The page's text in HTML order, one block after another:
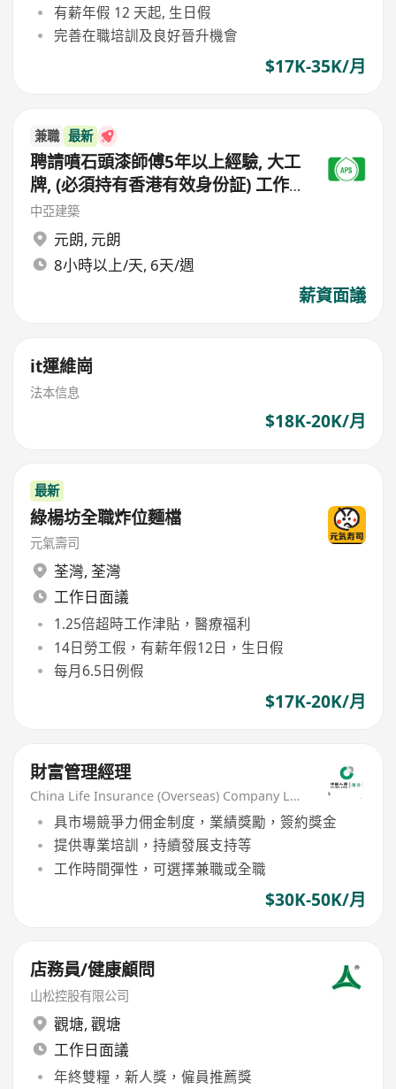
有薪年假 12 天起, 生日假
完善在職培訓及良好晉升機會
$17K-35K/月
兼職 最新
聘請噴石頭漆師傅5年以上經驗, 大工
牌, (必須持有香港有效身份証) 工作
地點(元朗地盤),
中亞建築
元朗, 元朗
8小時以上/天, 6天/週
薪資面議
it運維崗
法本信息
$18K-20K/月
最新
綠楊坊全職炸位麵檔
元氣壽司
荃灣, 荃灣
工作日面議
1.25倍超時工作津貼，醫療福利
14日勞工假，有薪年假12日，生日假
每月6.5日例假
$17K-20K/月
財富管理經理
China Life Insurance (Overseas) Company Ltd
具市場競爭力佣金制度，業績獎勵，簽約獎金
提供專業培訓，持續發展支持等
工作時間彈性，可選擇兼職或全職
$30K-50K/月
店務員/健康顧問
山松控股有限公司
觀塘, 觀塘
工作日面議
年終雙糧，新人獎，僱員推薦獎